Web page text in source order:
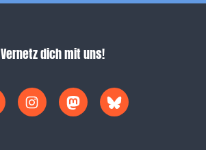
Vernetz dich mit uns!